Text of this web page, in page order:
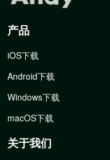
产品
iOS下载
Android下载
Windows下载
macOS下载
关于我们